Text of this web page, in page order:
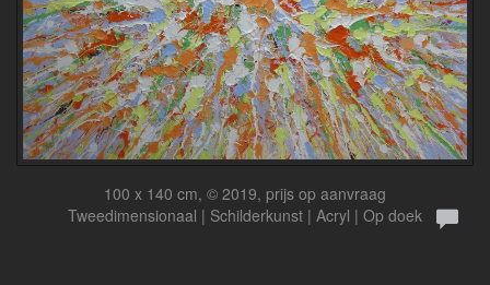
100 x 140 cm, © 2019, prijs op aanvraag
Tweedimensionaal | Schilderkunst | Acryl | Op doek